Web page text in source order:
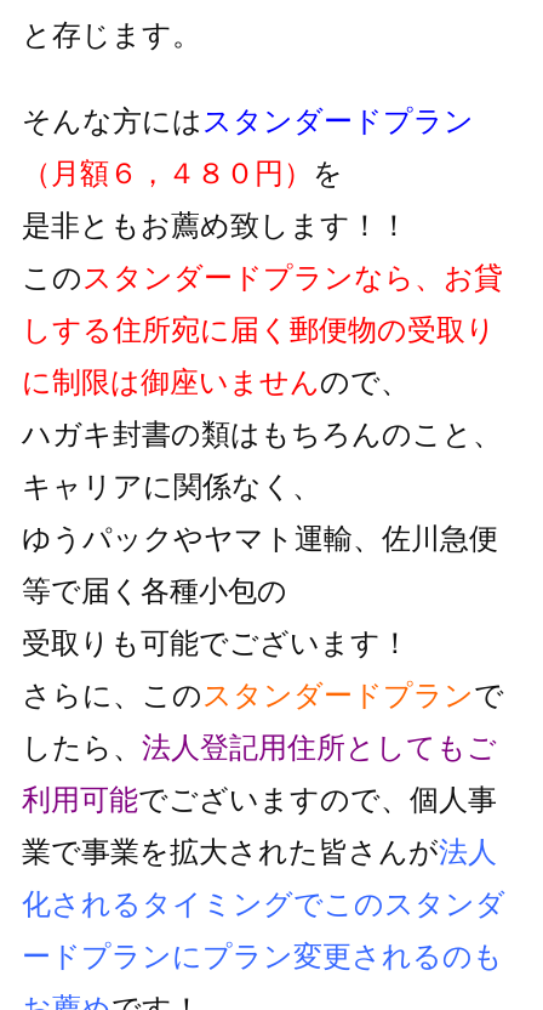
と存じます。
そんな方には スタンダードプラン
（月額６，４８０円） を
是非ともお薦め致します！！
この スタンダードプランなら、お貸
しする住所宛に届く郵便物の受取り
に制限は御座いませんので、
ハガキ封書の類はもちろんのこと、
キャリアに関係なく、
ゆうパックやヤマト運輸、佐川急便
等で届く各種小包の
受取りも可能でございます！
さらに、この スタンダードプランで
したら、 法人登記用住所としても ご
利用可能でございますので、個人事
業で事業を拡大された皆さんが法人
化されるタイミングでこのスタンダ
ードプランにプラン変更されるのも